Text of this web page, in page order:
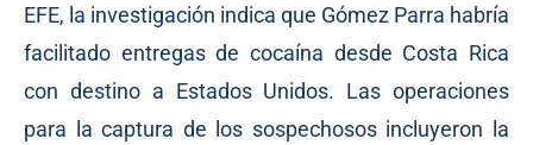
EFE, la investigación indica que Gómez Parra habría
facilitado entregas de cocaína desde Costa Rica
con destino a Estados Unidos. Las operaciones
para la captura de los sospechosos incluyeron la